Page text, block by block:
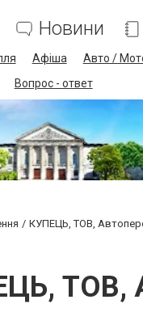
Новини
Афіша Авто /
Вопрос - ответ
КУПЕЦЬ, ТОВ,
ТОВ,